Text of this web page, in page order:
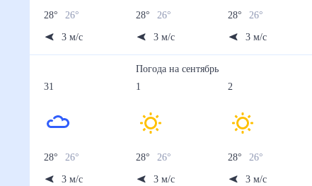
28° 26
3 м/с
28° 26
3 м/с
28° 26
3 м/с
31
28° 26
3 м/с
Погода насентябрь
1
28° 26
3 м/с
2
28° 26
3 м/с